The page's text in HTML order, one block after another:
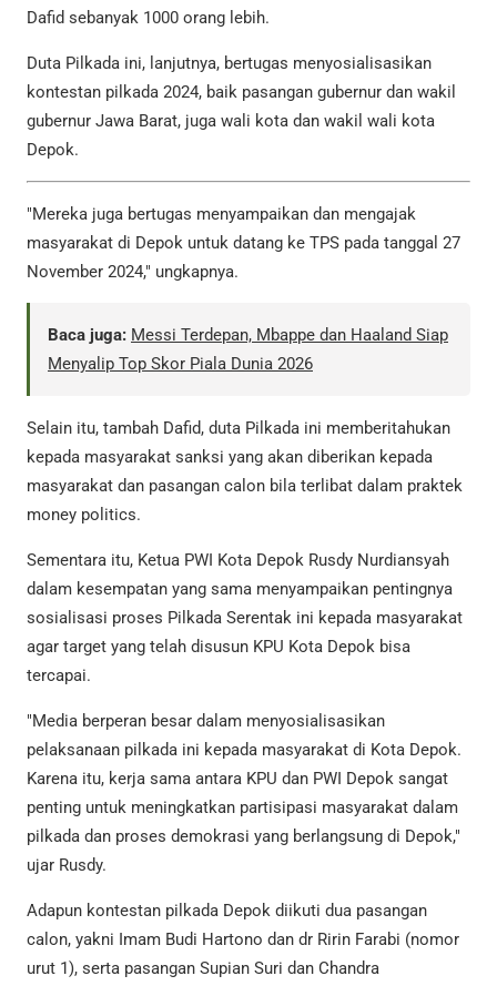
Dafid sebanyak 1000 orang lebih.
Duta Pilkada ini, lanjutnya, bertugas menyosialisasikan
kontestan pilkada 2024, baik pasangan gubernur dan wakil
gubernur Jawa Barat, juga wali kota dan wakil wali kota
Depok.
"Mereka juga bertugas menyampaikan dan mengajak
masyarakat di Depok untuk datang ke TPS pada tanggal 27
November 2024," ungkapnya.
Baca juga: Messi Terdepan, Mbappe dan Haaland Siap
Menyalip Top Skor Piala Dunia 2026
Selain itu, tambah Dafid, duta Pilkada ini memberitahukan
kepada masyarakat sanksi yang akan diberikan kepada
masyarakat dan pasangan calon bila terlibat dalam praktek
money politics.
Sementara itu, Ketua PWI Kota Depok Rusdy Nurdiansyah
dalam kesempatan yang sama menyampaikan pentingnya
sosialisasi proses Pilkada Serentak ini kepada masyarakat
agar target yang telah disusun KPU Kota Depok bisa
tercapai.
"Media berperan besar dalam menyosialisasikan
pelaksanaan pilkada ini kepada masyarakat di Kota Depok.
Karena itu, kerja sama antara KPU dan PWI Depok sangat
penting untuk meningkatkan partisipasi masyarakat dalam
pilkada dan proses demokrasi yang berlangsung di Depok,"
ujar Rusdy.
Adapun kontestan pilkada Depok diikuti dua pasangan
calon, yakni Imam Budi Hartono dan dr Ririn Farabi (nomor
urut 1), serta pasangan Supian Suri dan Chandra